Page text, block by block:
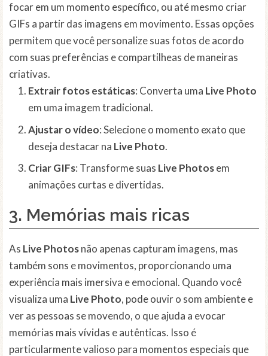
focar em um momento específico, ou até mesmo criar
GIFs a partir das imagens em movimento. Essas opções
permitem que você personalize suas fotos de acordo
com suas preferências e compartilheas de maneiras
criativas.
Extrair fotos estáticas: Converta uma Live Photo
em uma imagem tradicional.
Ajustar o vídeo: Selecione o momento exato que
deseja destacar na Live Photo.
Criar GIFs: Transforme suas Live Photosem
animações curtas e divertidas.
3. Memórias mais ricas
As Live Photosnão apenas capturam imagens, mas
também sons e movimentos, proporcionando uma
experiência mais imersiva e emocional. Quando você
visualiza uma Live Photo, pode ouvir o som ambiente e
ver as pessoas se movendo, o que ajuda a evocar
memórias mais vívidas e autênticas. Isso é
particularmente valioso para momentos especiais que